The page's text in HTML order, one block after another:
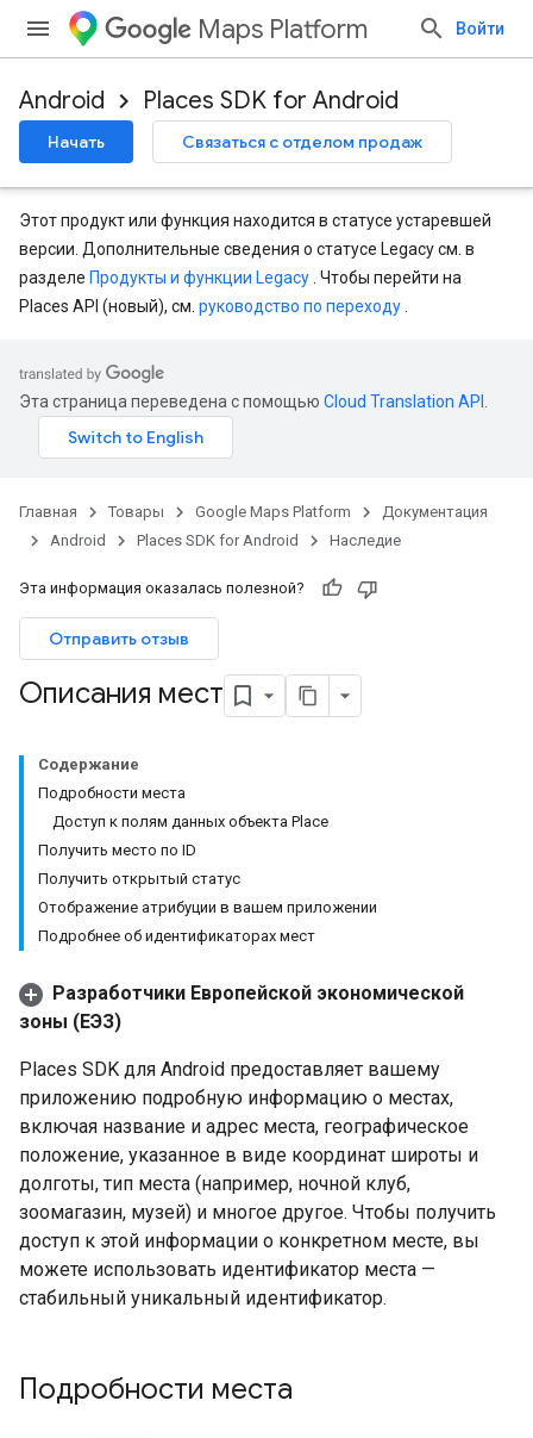
Maps Platform Войти
Android Places SDK for Android
Начать Связаться с отделом продаж
Этот продукт или функция находится в статусе устаревшей
версии. Дополнительные сведения о статусе Legacy см. в
разделе Продукты и функции Legacy . Чтобы перейти на
Places API (новый), см. руководство по переходу
Эта страница переведена с помощью Cloud Translation API
Главная Товары Google Maps Platform
Документация
Android
Places SDK for Android Наследие
Эта информация оказалась полезной?
Отправить отзыв
Описания мест
Содержание
Подробности места
Доступ к полям данных объекта Place
Получить место по ID
Получить открытый статус
Отображение атрибуции в вашем приложении
Подробнее об идентификаторах мест
Разработчики Европейской экономической
зоны (ЕЭЗ)
Places SDK для Android предоставляет вашему
приложению подробную информацию о местах,
включая название и адрес места, географическое
положение, указанное в виде координат широты и
долготы, тип места (например, ночной клуб,
зоомагазин, музей) и многое другое. Чтобы получить
доступ к этой информации о конкретном месте, вы
можете использовать идентификатор места —
стабильный уникальный идентификатор.
Подробности места